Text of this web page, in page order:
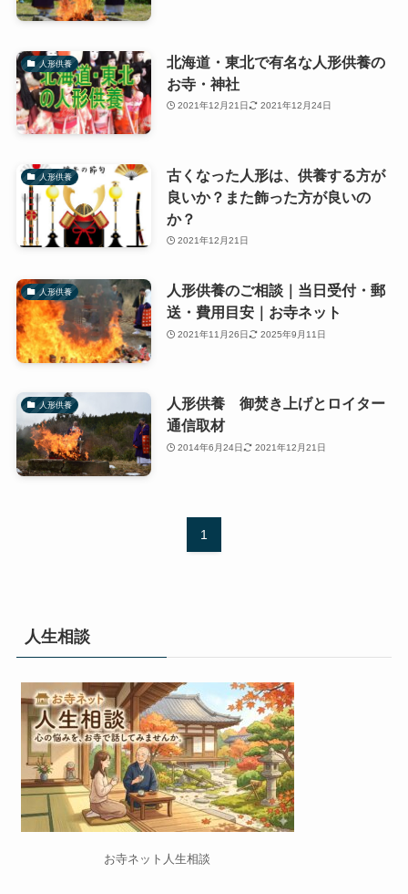
人形供養
北海道・東北で有名な人形供養の
お寺・神社
2021年12月21日 2021年12月24日
人形供養
古くなった人形は、供養する方が
良いか？また飾った方が良いの
か？
2021年12月21日
人形供養
人形供養のご相談｜当日受付・郵
送・費用目安｜お寺ネット
2021年11月26日 2025年9月11日
人形供養
人形供養 御焚き上げとロイター
通信取材
2014年6月24日 2021年12月21日
1
人生相談
お寺ネット人生相談